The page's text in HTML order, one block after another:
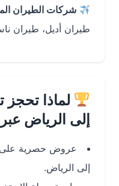
شركات الطيران
طيران أديل، طيران ناس
لماذا تحجز
إلى الرياض عبر
عروض حصرية على
إلى الرياض.